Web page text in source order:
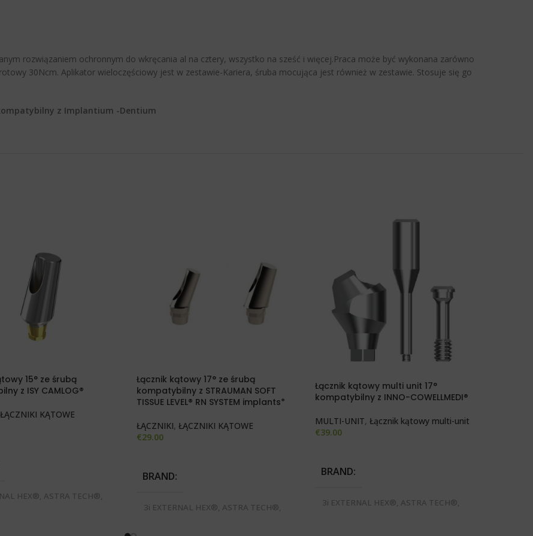
rozwiązaniem ochronnym do wkręcania al na cztery, wszystko na sześć i więcej.Praca może być wykonana zarówno
30Ncm. Aplikator wieloczęściowy jest w zestawie-Kariera, śruba mocująca jest również w zestawie. Stosuje się go
z Implantium -Dentium
15° ze śrubą
z ISY CAMLOG®
ŁĄCZNIKI KĄTOWE
HEX®, ASTRA TECH®,
Łącznik kątowy 17° ze śrubą
kompatybilny z STRAUMAN SOFT
TISSUE LEVEL® RN SYSTEM implants*
ŁĄCZNIKI, ŁĄCZNIKI KĄTOWE
€29.00
BRAND
3i EXTERNAL HEX®, ASTRA TECH®,
Łącznik kątowy multi unit 17°
kompatybilny z INNO-COWELLMEDI®
MULTI-UNIT, Łącznik kątowy multi-unit
€39.00
BRAND
3i EXTERNAL HEX®, ASTRA TECH®,